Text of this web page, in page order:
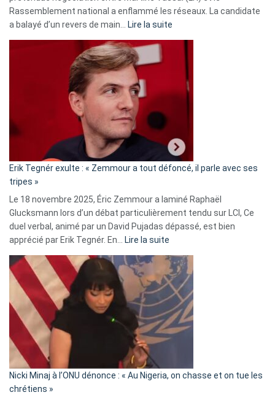
Rassemblement national a enflammé les réseaux. La candidate
a balayé d’un revers de main…
Lire la suite
d’alliance
secrète
«
C’est
fake
news
»
Erik Tegnér exulte : « Zemmour a tout défoncé, il parle avec ses
tripes »
Le 18 novembre 2025, Éric Zemmour a laminé Raphaël
Glucksmann lors d’un débat particulièrement tendu sur LCI, Ce
duel verbal, animé par un David Pujadas dépassé, est bien
apprécié par Erik Tegnér. En…
Lire la suite
Tegnér
exulte
« Zemmour
a
tout
parle
Nicki Minaj à l’ONU dénonce : « Au Nigeria, on chasse et on tue les
chrétiens »